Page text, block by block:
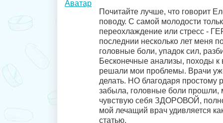
Почитайте лучше, что говорит
поводу. С самой молодости
переохлаждение или стресс -
последнии несколько лет меня
головные боли, упадок сил,
Бесконечные анализы, походы к
решали мои проблемы. Врачи
делать. НО благодаря простому
забыла, головные боли прошли,
чувствую себя ЗДОРОВОЙ,
мой лечащий врач удивляется
статью.